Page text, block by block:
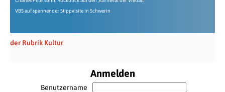
VBS auf spannender Stippvisite in Schwerin
der Rubrik Kultur
Anmelden
Benutzername